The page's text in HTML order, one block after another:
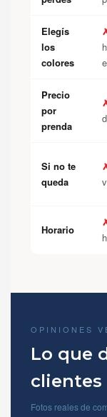
Elegís
los
colores
Precio
por
prenda
Si no te
queda
Horario
OPINIONES
Lo que
clientes
Fotos reales de